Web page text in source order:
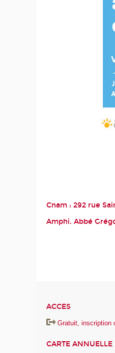
Cnam : 292 rue
Amphi. Abbé
ACCES
Gratuit, inscription
CARTE